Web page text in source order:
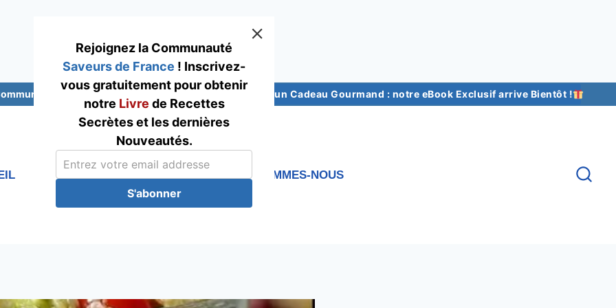
Saveurs France Abonnez-vous pour un Cadeau Gourmand : notre eBook Exclusif arrive Bientôt !
RECETTES Blog QUI SOMMES-NOUS
Rejoignez la Communauté
Saveurs de France ! Inscrivez-
vous gratuitement pour obtenir
notre Livre de Recettes
Secrètes et les dernières
Nouveautés.
S'abonner